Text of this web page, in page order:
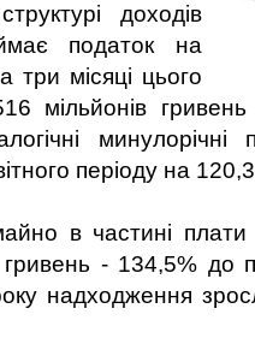
доходів
податок на
три місяці цього
мільйонів
минулорічні
періоду на
в частині
- 134,5% до
надходження